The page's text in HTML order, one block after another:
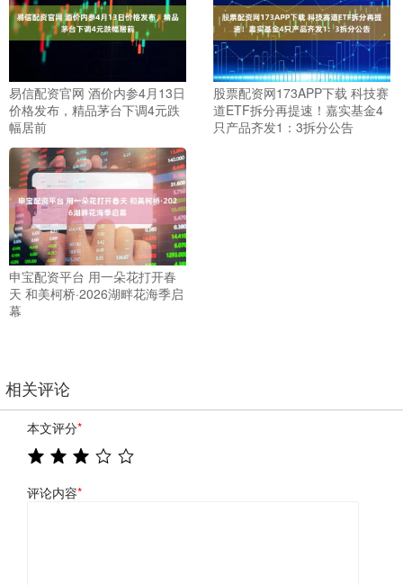
易信配资官网 酒价内参4月13日
价格发布，精品茅台下调4元跌
幅居前
股票配资网173APP下载 科技赛
道ETF拆分再提速！嘉实基金4
只产品齐发1：3拆分公告
申宝配资平台 用一朵花打开春
天 和美柯桥·2026湖畔花海季启
幕
相关评论
本文评分*
评论内容*